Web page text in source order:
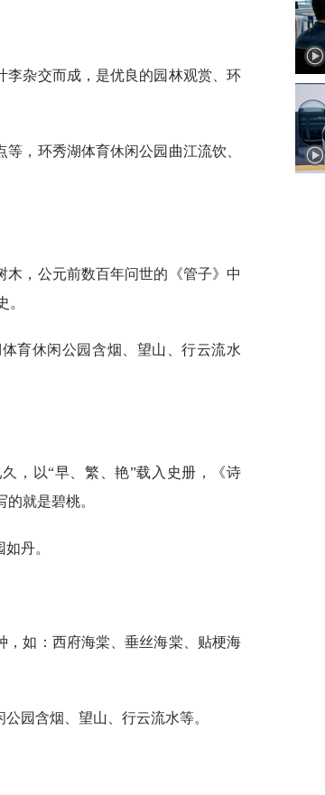
李杂交而成，是优良的园林观赏、环
，环秀湖体育休闲公园曲江流饮、
，公元前数百年问世的《管子》中
。
育休闲公园含烟、望山、行云流水
，以“早、繁、艳”载入史册，《诗
就是碧桃。
丹。
，如：西府海棠、垂丝海棠、贴梗海
园含烟、望山、行云流水等。